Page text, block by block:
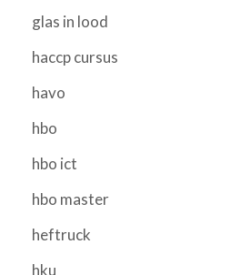
glas in lood
haccp cursus
havo
hbo
hbo ict
hbo master
heftruck
hku